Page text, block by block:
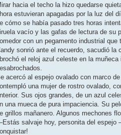
hacia el techo la hizo quedarse
estuvieran apagadas por la luz del
cómo se había pasado tres horas
vacío y las gafas de lectura de su
con un pegamento industrial
sonrió ante el recuerdo, sacudió
el reloj azul celeste en la
acercó al espejo ovalado con marco
una mujer de rostro ovalado,
Sus ojos grandes, de un azul
una mueca de pura impaciencia. Su
grillos mañanero. Algunos mechones
salvaje hoy, personita del espejo